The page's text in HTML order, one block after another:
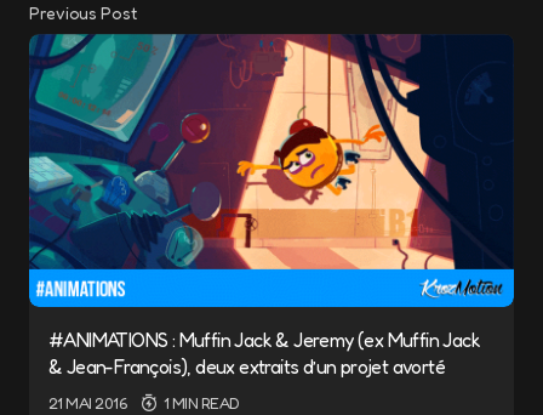
Previous Post
#ANIMATIONS : Muffin Jack & Jeremy (ex Muffin Jack
& Jean-François), deux extraits d’un projet avorté
21 MAI 2016 1 MIN READ